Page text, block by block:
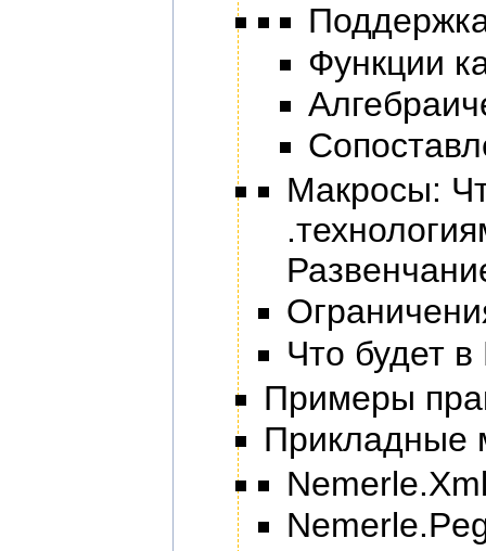
Функции
Макросы:
Что будет
Примеры
Прикладные